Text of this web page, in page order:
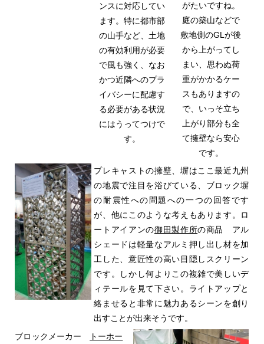
ンスに対応してい
ます。特に都市部
の山手など、土地
の有効利用が必要
で風も強く、なお
かつ近隣へのプラ
イバシーに配慮す
る必要がある状況
にはうってつけで
す。
がたいですね。
庭の築山などで
敷地側のGLが後
から上がってし
まい、思わぬ荷
重がかかるケー
スもありますの
で、いっそ立ち
上がり部分も全
て擁壁なら安心
です。
プレキャストの擁壁、塀はここ最近九州
の地震で注目を浴びている、ブロック塀
の耐震性への問題への一つの回答です
が、他にこのような考えもあります。ロ
ートアイアンの御田製作所の商品 アル
シェードは軽量なアルミ押し出し材を加
工した、意匠性の高い目隠しスクリーン
です。しかし何よりこの複雑で美しいデ
ィテールを見て下さい。ライトアップと
絡ませると非常に魅力あるシーンを創り
出すことが出来そうです。
ブロックメーカー
トーホー